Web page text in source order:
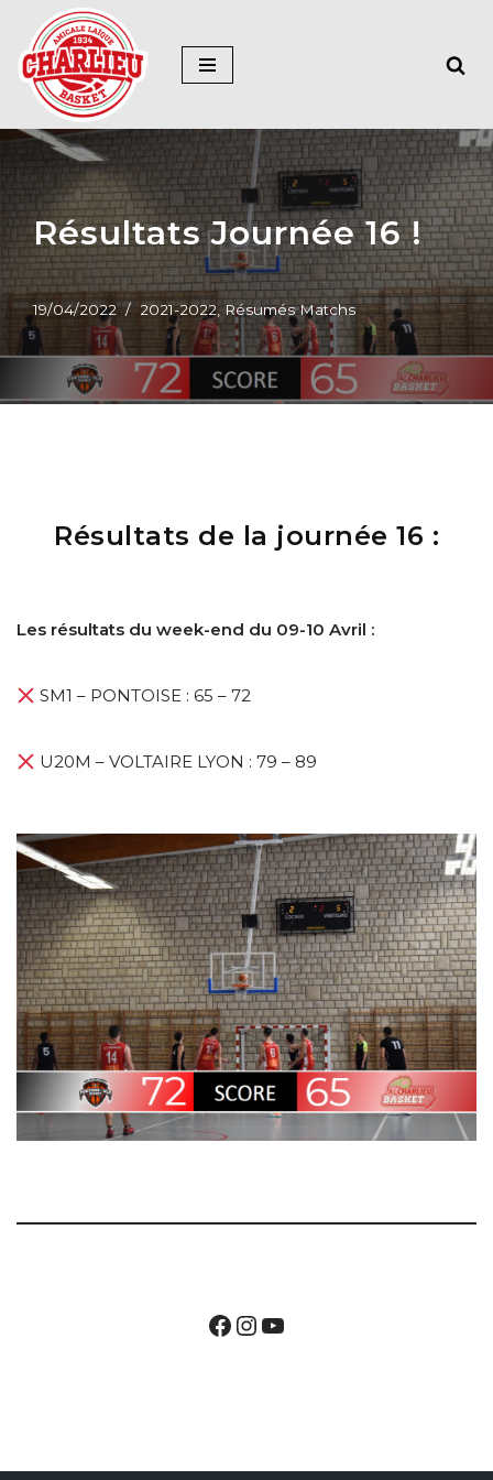
Aller
au
contenu
Résultats Journée 16 !
19/04/2022 2021-2022 Résumés Matchs
Résultats de la journée 16 :
Les résultats du week-end du 09-10 Avril :
SM1 – PONTOISE : 65 – 72
U20M – VOLTAIRE LYON : 79 – 89